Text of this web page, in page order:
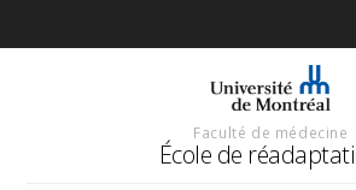
Faculté de médecine
École de